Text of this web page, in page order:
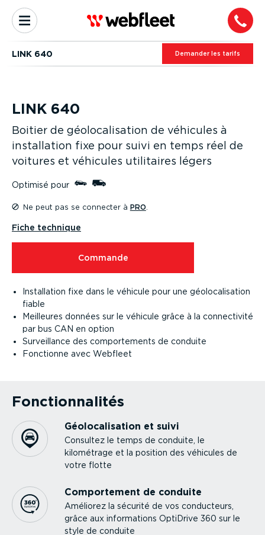
LINK 640 Demander les tarifs
LINK 640
Boitier de géolo­ca­li­sation de véhicules à
instal­lation fixe pour suivi en temps réel de
voitures et véhicules utilitaires légers
Optimisé pour
Ne peut pas se connecter à PRO.
Instal­lation fixe dans le véhicule pour une géolo­ca­li­sation
fiable
Meilleures données sur le véhicule grâce à la connec­tivité
par bus CAN en option
Surveillance des compor­te­ments de conduite
Fonctionne avec Webfleet
Fiche technique
Commande
Fonction­na­lités
Géolo­ca­li­sation et suivi
Consultez le temps de conduite, le
kilométrage et la position des véhicules de
votre flotte
Compor­tement de conduite
Améliorez la sécurité de vos conducteurs,
grâce aux infor­ma­tions OptiDrive 360 sur le
style de conduite